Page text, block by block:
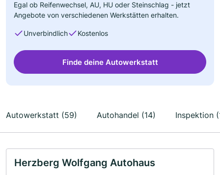
Egal ob Reifenwechsel, AU, HU oder Steinschlag - jetzt
Angebote von verschiedenen Werkstätten erhalten.
Unverbindlich Kostenlos
Finde deine Autowerkstatt
Autowerkstatt (59) Autohandel (14) Inspektion
Herzberg Wolfgang Autohaus